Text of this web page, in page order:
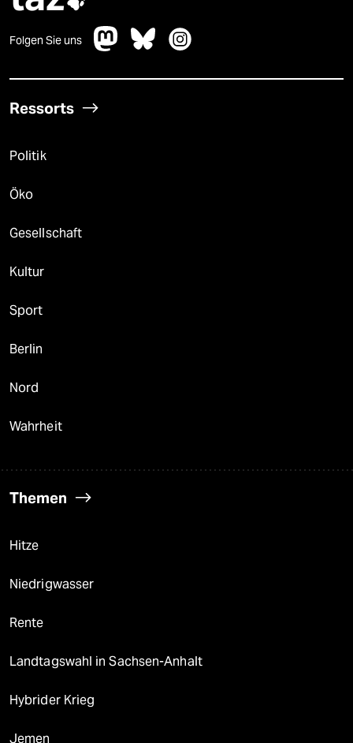
Folgen Sie uns
Ressorts
Politik
Öko
Gesellschaft
Kultur
Sport
Berlin
Nord
Wahrheit
Themen
Hitze
Niedrigwasser
Rente
Landtagswahl in Sachsen-Anhalt
Hybrider Krieg
Jemen